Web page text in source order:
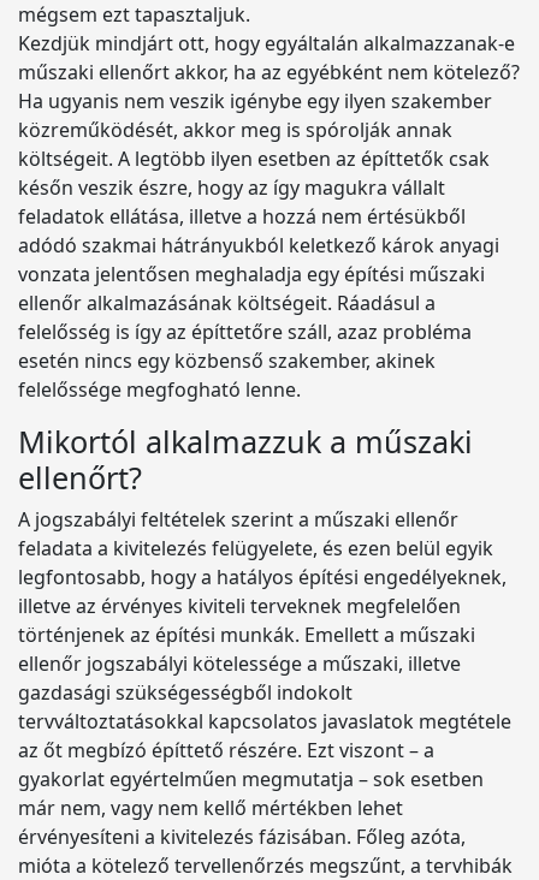
mégsem ezt tapasztaljuk.
Kezdjük mindjárt ott, hogy egyáltalán alkalmazzanak-e
műszaki ellenőrt akkor, ha az egyébként nem kötelező?
Ha ugyanis nem veszik igénybe egy ilyen szakember
közreműködését, akkor meg is spórolják annak
költségeit. A legtöbb ilyen esetben az építtetők csak
későn veszik észre, hogy az így magukra vállalt
feladatok ellátása, illetve a hozzá nem értésükből
adódó szakmai hátrányukból keletkező károk anyagi
vonzata jelentősen meghaladja egy építési műszaki
ellenőr alkalmazásának költségeit. Ráadásul a
felelősség is így az építtetőre száll, azaz probléma
esetén nincs egy közbenső szakember, akinek
felelőssége megfogható lenne.
Mikortól alkalmazzuk a műszaki
ellenőrt?
A jogszabályi feltételek szerint a műszaki ellenőr
feladata a kivitelezés felügyelete, és ezen belül egyik
legfontosabb, hogy a hatályos építési engedélyeknek,
illetve az érvényes kiviteli terveknek megfelelően
történjenek az építési munkák. Emellett a műszaki
ellenőr jogszabályi kötelessége a műszaki, illetve
gazdasági szükségességből indokolt
tervváltoztatásokkal kapcsolatos javaslatok megtétele
az őt megbízó építtető részére. Ezt viszont – a
gyakorlat egyértelműen megmutatja – sok esetben
már nem, vagy nem kellő mértékben lehet
érvényesíteni a kivitelezés fázisában. Főleg azóta,
mióta a kötelező tervellenőrzés megszűnt, a tervhibák